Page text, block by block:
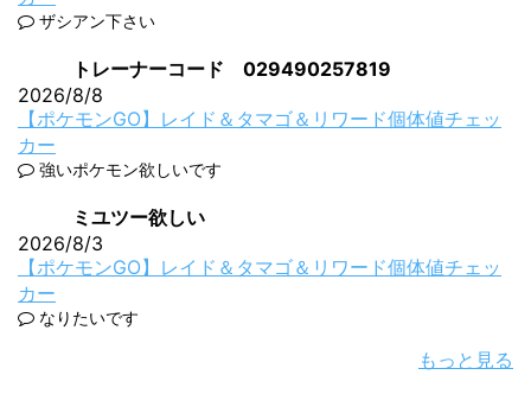
ザシアン下さい
トレーナーコード 029490257819
2026/8/8
【ポケモンGO】レイド＆タマゴ＆リワード個体値チェッ
カー
強いポケモン欲しいです
ミユツー欲しい
2026/8/3
【ポケモンGO】レイド＆タマゴ＆リワード個体値チェッ
カー
なりたいです
もっと見る